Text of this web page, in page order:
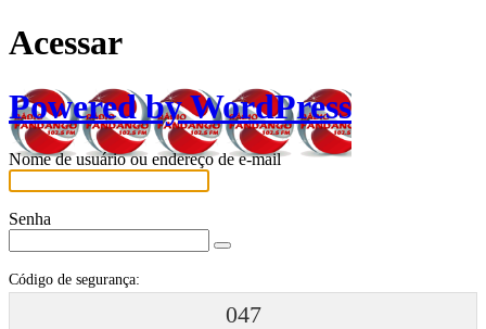
Acessar
Powered by WordPress
Nome de usuário ou endereço de e-mail
Senha
Código de segurança:
047